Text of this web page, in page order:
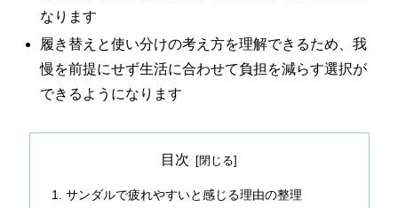
なります
履き替えと使い分けの考え方を理解できるため、我
慢を前提にせず生活に合わせて負担を減らす選択が
できるようになります
目次
サンダルで疲れやすいと感じる理由の整理